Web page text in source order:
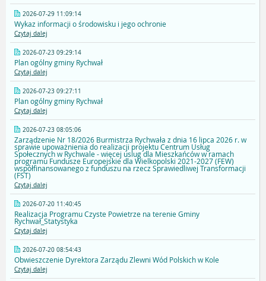
2026-07-29 11:09:14
Wykaz informacji o środowisku i jego ochronie
Czytaj dalej
2026-07-23 09:29:14
Plan ogólny gminy Rychwał
Czytaj dalej
2026-07-23 09:27:11
Plan ogólny gminy Rychwał
Czytaj dalej
2026-07-23 08:05:06
Zarządzenie Nr 18/2026 Burmistrza Rychwała z dnia 16 lipca 2026 r. w
sprawie upoważnienia do realizacji projektu Centrum Usług
Społecznych w Rychwale - więcej uslug dla Mieszkańców w ramach
programu Fundusze Europejskie dla Wielkopolski 2021-2027 (FEW)
współfinansowanego z funduszu na rzecz Sprawiedliwej Transformacji
(FST)
Czytaj dalej
2026-07-20 11:40:45
Realizacja Programu Czyste Powietrze na terenie Gminy
Rychwał_Statystyka
Czytaj dalej
2026-07-20 08:54:43
Obwieszczenie Dyrektora Zarządu Zlewni Wód Polskich w Kole
Czytaj dalej